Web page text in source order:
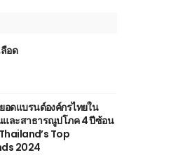
อด
อดแบรนด์องค์กรไทยใน
และสาธารณูปโภค 4 ปีซ้อน
Thailand’s Top
2024